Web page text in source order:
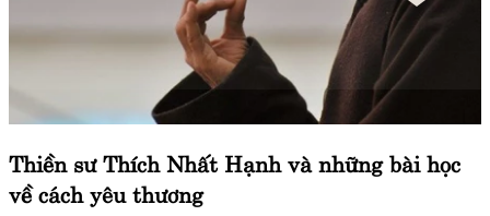
Thiền sư Thích Nhất Hạnh và những bài học
về cách yêu thương